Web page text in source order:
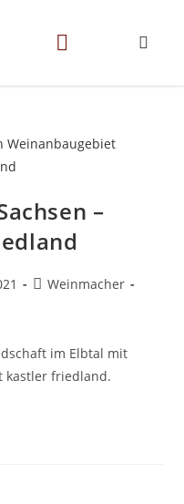
–
Weinmacher
im Elbtal mit
kastler friedland.